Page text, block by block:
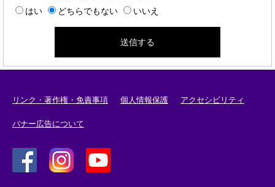
はい
どちらでもない いいえ
リンク・著作権・免責事項 個人情報保護 アクセシビリティ
バナー広告について